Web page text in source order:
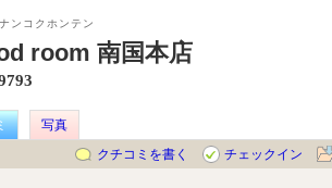
ンコクホンテン
room 南国本店
写真
クチコミを書く
チェックイン